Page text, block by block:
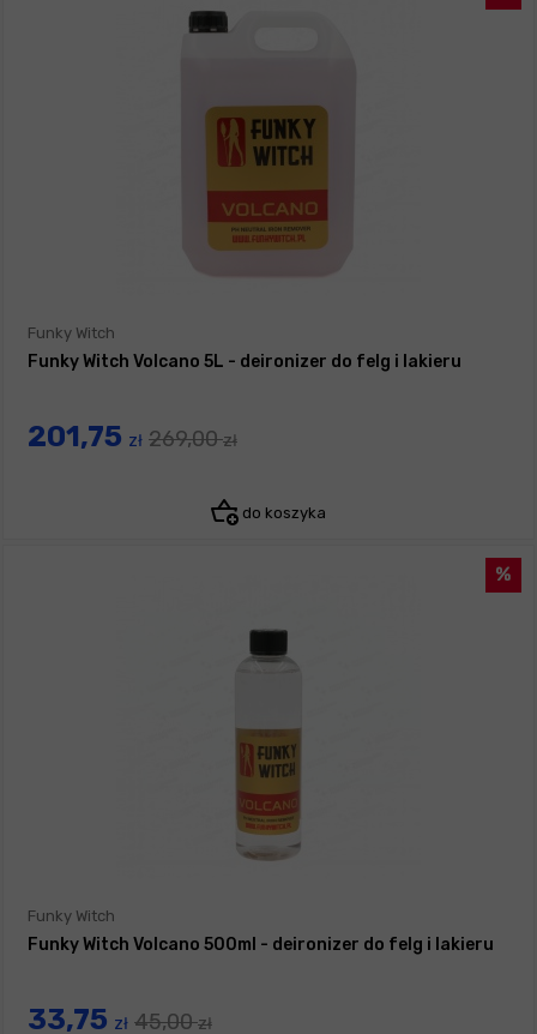
Funky Witch
Funky Witch Volcano 5L - deironizer do felg i lakieru
201,75 zł 269,00zł
do koszyka
Funky Witch
Funky Witch Volcano 500ml - deironizer do felg i lakieru
33,75 zł 45,00zł